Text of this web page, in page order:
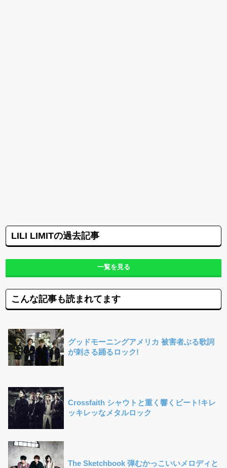
LILI LIMITの過去記事
一覧を見る
こんな記事も読まれてます
グッドモーニングアメリカ 被害者ぶる歌詞
が刺さる踊るロック!
Crossfaith シャウトと重く響くビート!キレ
ッキレッなメタルロック
The Sketchbook 弾むかっこいいメロディと